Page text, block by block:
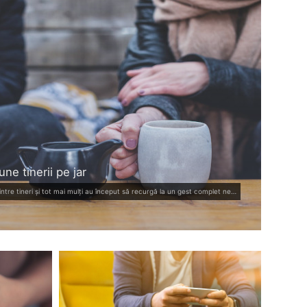
tinerii pe jar
Un nou trend amoros capătă avânt printre tineri și tot mai mulți au început să recurgă la un gest complet neașteptat, atunci când vine vorba despre relații.